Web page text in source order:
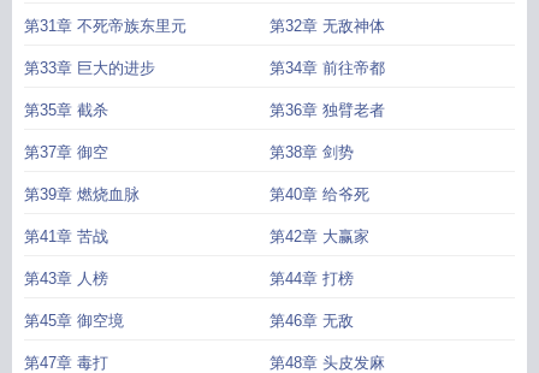
第31章 不死帝族东里元 第32章 无敌神体
第33章 巨大的进步 第34章 前往帝都
第35章 截杀 第36章 独臂老者
第37章 御空 第38章 剑势
第39章 燃烧血脉 第40章 给爷死
第41章 苦战 第42章 大赢家
第43章 人榜 第44章 打榜
第45章 御空境 第46章 无敌
第47章 毒打 第48章 头皮发麻